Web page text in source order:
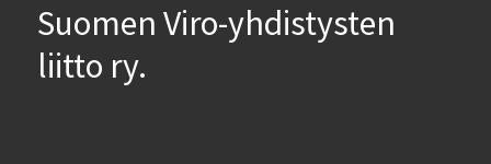
Suomen Viro-yhdistysten
liitto ry.